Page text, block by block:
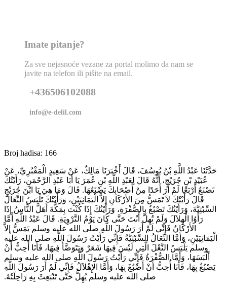
Imate pitanje?
Za sve nejasnoće vezane za portal molimo da nam se
javite na telefon ili pišite na email.
+436506102088
info@e-delil.com
Broj hadisa: 166
حَدَّثَنَا عَبْدُ اللَّهِ بْنُ يُوسُفَ، قَالَ أَخْبَرَنَا مَالِكٌ، عَنْ سَعِيدٍ الْمَقْبُرِيِّ، عَنْ
عُبَيْدِ بْنِ جُرَيْجٍ، أَنَّهُ قَالَ لِعَبْدِ اللَّهِ بْنِ عُمَرَ يَا أَبَا عَبْدِ الرَّحْمَنِ، رَأَيْتُكَ
تَصْنَعُ أَرْبَعًا لَمْ أَرَ أَحَدًا مِنْ أَصْحَابِكَ يَصْنَعُهَا‏.‏ قَالَ وَمَا هِيَ يَا ابْنَ جُرَيْجٍ
قَالَ رَأَيْتُكَ لاَ تَمَسُّ مِنَ الأَرْكَانِ إِلاَّ الْيَمَانِيَيْنِ، وَرَأَيْتُكَ تَلْبَسُ النِّعَالَ
السِّبْتِيَّةَ، وَرَأَيْتُكَ تَصْبُغُ بِالصُّفْرَةِ، وَرَأَيْتُكَ إِذَا كُنْتَ بِمَكَّةَ أَهَلَّ النَّاسُ إِذَا
رَأَوُا الْهِلاَلَ وَلَمْ تُهِلَّ أَنْتَ حَتَّى كَانَ يَوْمُ التَّرْوِيَةِ‏.‏ قَالَ عَبْدُ اللَّهِ أَمَّا
الأَرْكَانُ فَإِنِّي لَمْ أَرَ رَسُولَ اللَّهِ صلى الله عليه وسلم يَمَسُّ إِلاَّ
الْيَمَانِيَيْنِ، وَأَمَّا النِّعَالُ السِّبْتِيَّةُ فَإِنِّي رَأَيْتُ رَسُولَ اللَّهِ صلى الله عليه
وسلم يَلْبَسُ النَّعْلَ الَّتِي لَيْسَ فِيهَا شَعَرٌ وَيَتَوَضَّأُ فِيهَا، فَأَنَا أُحِبُّ أَنْ
أَلْبَسَهَا، وَأَمَّا الصُّفْرَةُ فَإِنِّي رَأَيْتُ رَسُولَ اللَّهِ صلى الله عليه وسلم
يَصْبُغُ بِهَا، فَأَنَا أُحِبُّ أَنْ أَصْبُغَ بِهَا، وَأَمَّا الإِهْلاَلُ فَإِنِّي لَمْ أَرَ رَسُولَ اللَّهِ
صلى الله عليه وسلم يُهِلُّ حَتَّى تَنْبَعِثَ بِهِ رَاحِلَتُهُ‏.‏